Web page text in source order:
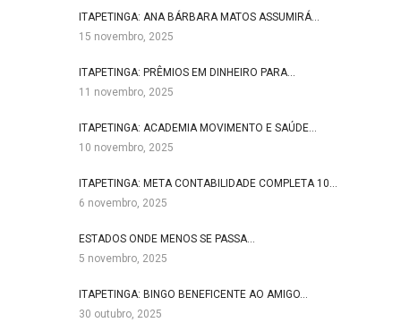
ITAPETINGA: ANA BÁRBARA MATOS ASSUMIRÁ…
15 novembro, 2025
ITAPETINGA: PRÊMIOS EM DINHEIRO PARA…
11 novembro, 2025
ITAPETINGA: ACADEMIA MOVIMENTO E SAÚDE…
10 novembro, 2025
ITAPETINGA: META CONTABILIDADE COMPLETA 10…
6 novembro, 2025
ESTADOS ONDE MENOS SE PASSA…
5 novembro, 2025
ITAPETINGA: BINGO BENEFICENTE AO AMIGO…
30 outubro, 2025